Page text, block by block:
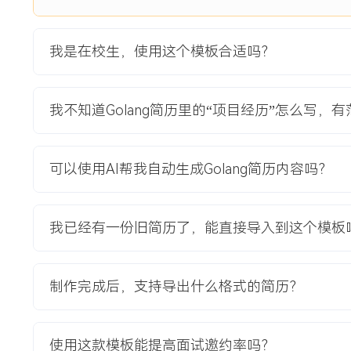
3.内存使用量减少35%，获团队"性能优化标兵"称号。
教育背景
GPA XX/4.0（专业前XX%），主修分布式系统与高级编程语
gRPC服务通信，完成XX万级用户在线系统的性能优化与容器
术能力：熟悉Golang标准库及常用框架，能够独立完成模块
我是在校生，使用这个模板合适吗？
我不知道Golang简历里的“项目经历”怎么写，有
可以使用AI帮我自动生成Golang简历内容吗？
我已经有一份旧简历了，能直接导入到这个模板
制作完成后，支持导出什么格式的简历？
使用这款模板能提高面试邀约率吗？